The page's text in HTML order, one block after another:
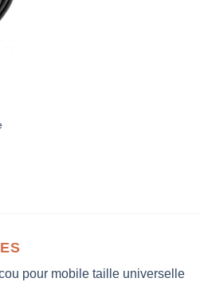
pour mobile taille universelle